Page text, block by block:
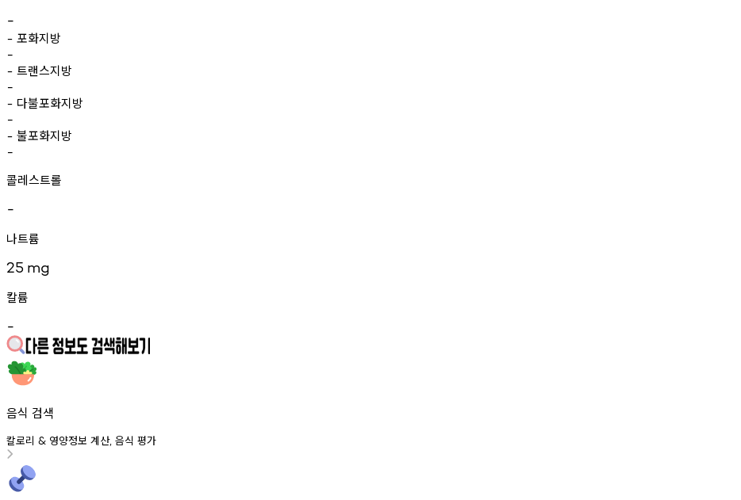
-
- 포화지방
-
- 트랜스지방
-
- 다불포화지방
-
- 불포화지방
-
콜레스트롤
-
나트륨
25 mg
칼륨
-
음식 검색
칼로리 & 영양정보 계산, 음식 평가